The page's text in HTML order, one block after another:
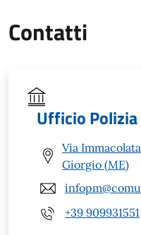
Contatti
Ufficio
Via
Giorgio (ME)
+39 909931551